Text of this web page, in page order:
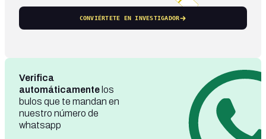
CONVIÉRTETE EN INVESTIGADOR
Verifica
automáticamente los
bulos que te mandan en
nuestro número de
whatsapp